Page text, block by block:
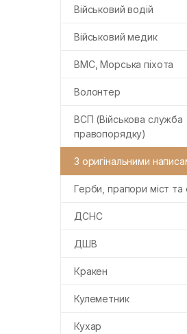
Військовий водій
Військовий медик
ВМС, Морська піхота
Волонтер
ВСП (Військова служба
правопорядку)
З оригінальними
Герби, прапори міст та
ДСНС
ДШВ
Кракен
Кулеметник
Кухар